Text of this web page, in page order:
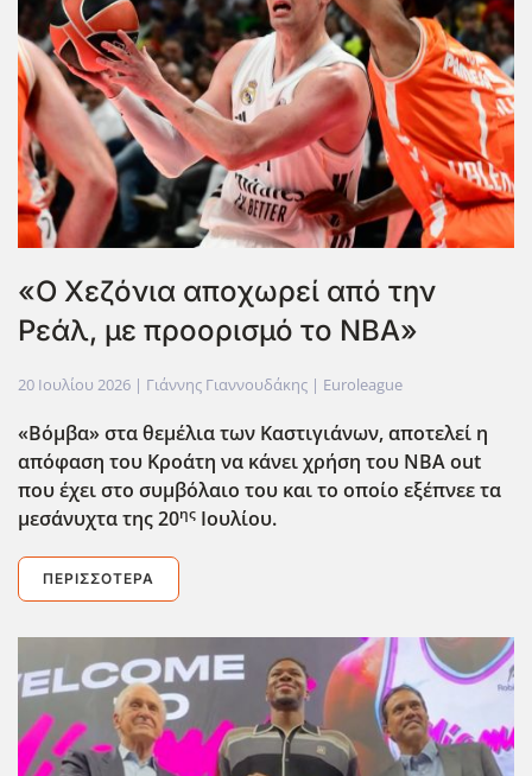
«Ο Χεζόνια αποχωρεί από την
Ρεάλ, με προορισμό το ΝΒΑ»
20 Ιουλίου 2026 | Γιάννης Γιαννουδάκης | Euroleague
«Βόμβα» στα θεμέλια των Καστιγιάνων, αποτελεί η
απόφαση του Κροάτη να κάνει χρήση του ΝΒΑ out
που έχει στο συμβόλαιο του και το οποίο εξέπνεε τα
μεσάνυχτα της 20ης Ιουλίου.
ΠΕΡΙΣΣΌΤΕΡΑ